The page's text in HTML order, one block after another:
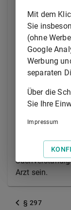
den
Gericht soll
Verlangen des
nahestehende
erhebliche
erforderlich,
Genehmigung
Bürgerlichen
Arzt sein.
§ 297
Mit dem
Sie
(ohne
Google
Werbung
separaten
Über die
Sie Ihre
Impressum